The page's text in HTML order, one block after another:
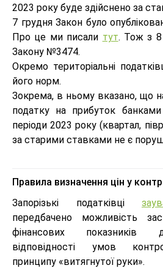
2023 року буде здійснено за
7 грудня Закон було
Про це ми писали тут. Тож з 8
Закону №3474.
Окремо територіальні
його норм.
Зокрема, в ньому вказано, що
податку на прибуток банками
періоди 2023 року (квартал,
за старими ставками не є
Правила визначення цін у
Запорізькі податківці
передбачено можливість
фінансових показників
відповідності умов
принципу «витягнутої руки».